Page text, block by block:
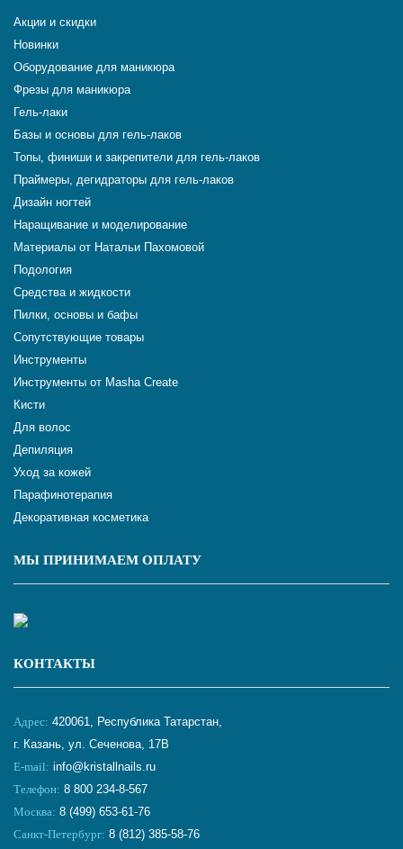
Акции и скидки
Новинки
Оборудование для маникюра
Фрезы для маникюра
Гель-лаки
Базы и основы для гель-лаков
Топы, финиши и закрепители для гель-лаков
Праймеры, дегидраторы для гель-лаков
Дизайн ногтей
Наращивание и моделирование
Материалы от Натальи Пахомовой
Подология
Средства и жидкости
Пилки, основы и бафы
Сопутствующие товары
Инструменты
Инструменты от Masha Create
Кисти
Для волос
Депиляция
Уход за кожей
Парафинотерапия
Декоративная косметика
МЫ ПРИНИМАЕМ ОПЛАТУ
КОНТАКТЫ
Адрес: 420061, Республика Татарстан,
г. Казань, ул. Сеченова, 17В
E-mail: info@kristallnails.ru
Телефон: 8 800 234-8-567
Москва: 8 (499) 653-61-76
Санкт-Петербург: 8 (812) 385-58-76